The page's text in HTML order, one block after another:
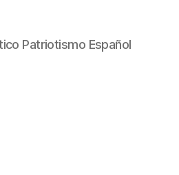
Patriotismo Español